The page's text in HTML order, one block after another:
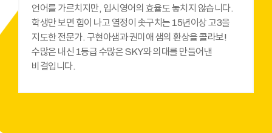
언어를 가르치지만, 입시영어의 효율도 놓치지 않습니다.
학생만 보면 힘이 나고 열정이 솟구치는 15년이상 고3을
지도한 전문가. 구현아샘과 권미애 샘의 환상을 콜라보!
수많은 내신 1등급 수많은 SKY와 의대를 만들어낸
비결입니다.